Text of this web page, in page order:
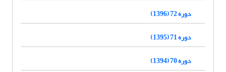
دوره 72 (1396)
دوره 71 (1395)
دوره 70 (1394)